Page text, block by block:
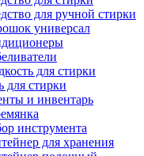
для ручной стирки
универсал
для стирки
для стирки
и инвентарь
инструмента
для хранения